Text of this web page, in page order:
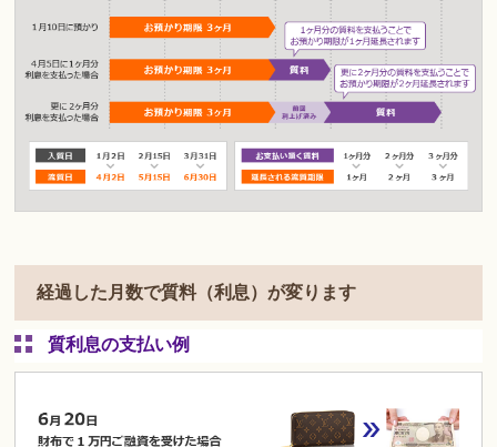
経過した月数で質料（利息）が変ります
質利息の支払い例